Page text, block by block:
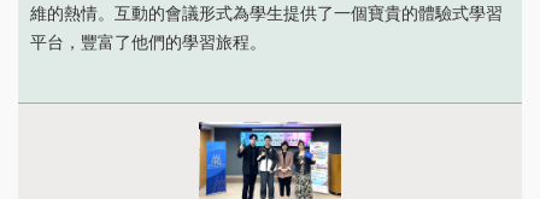
維的熱情。互動的會議形式為學生提供了一個寶貴的體驗式學習
平台，豐富了他們的學習旅程。